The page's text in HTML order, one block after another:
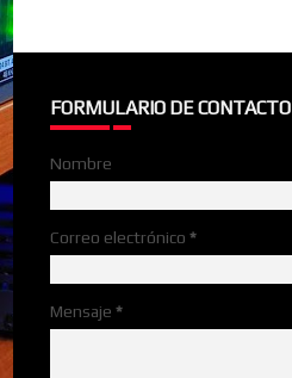
FORMULARIO DE CONTACTO
Nombre
Correo electrónico*
Mensaje*